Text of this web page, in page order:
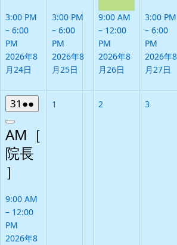
3:00 PM
– 6:00
PM
2026年8
月24日
3:00 PM
– 6:00
PM
2026年8
月25日
9:00 AM
– 12:00
PM
2026年8
月26日
3:00 PM
– 6:00
PM
2026年8
月27日
31 2026
年
8
月
31
●●
件
の
イ
Close
AM［
院長
］
9:00 AM
– 12:00
PM
2026年8
1 2 32026